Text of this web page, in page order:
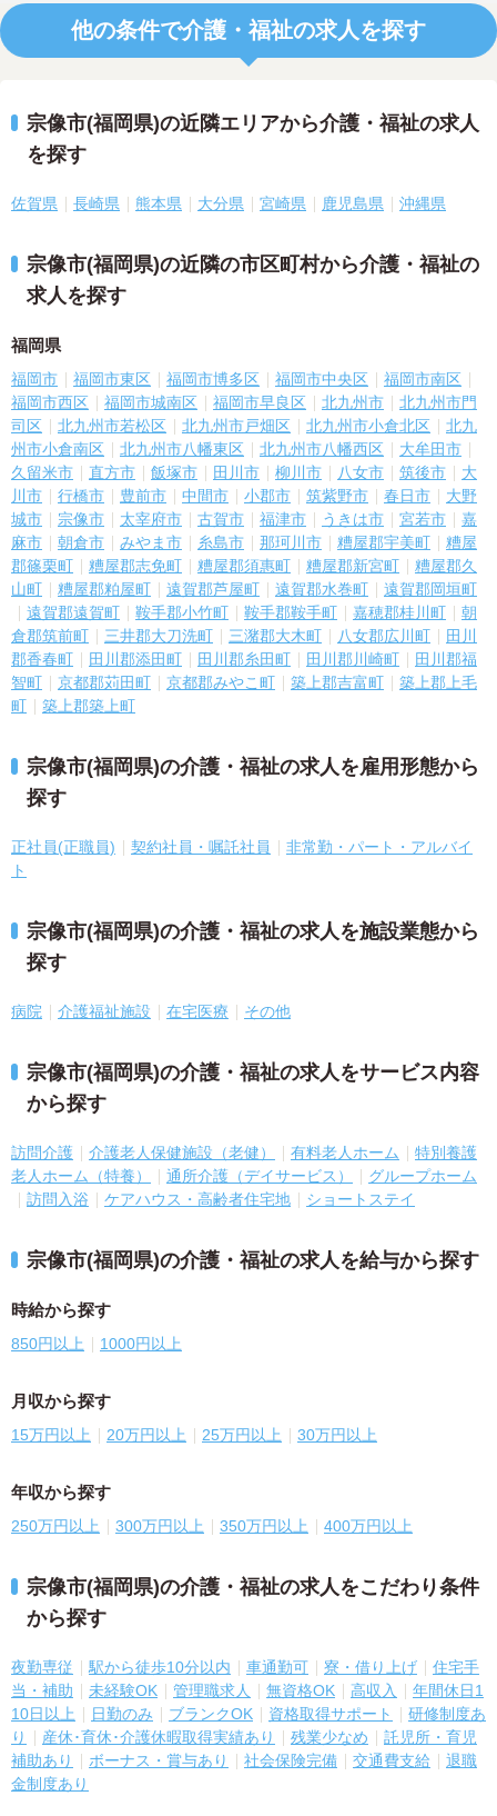
他の条件で介護・福祉の求人を探す
宗像市(福岡県)の近隣エリアから介護・福祉の求人
を探す
佐賀県 長崎県 熊本県 大分県 宮崎県 鹿児島県 沖縄県
宗像市(福岡県)の近隣の市区町村から介護・福祉の
求人を探す
福岡県
福岡市 福岡市東区 福岡市博多区 福岡市中央区
福岡市南区
福岡市西区
福岡市城南区 福岡市早良区 北九州市
北九州市門
司区
北九州市若松区 北九州市戸畑区 北九州市小倉北区
北九
州市小倉南区
北九州市八幡東区 北九州市八幡西区
大牟田市
久留米市
直方市 飯塚市 田川市 柳川市 八女市 筑後市
大
川市
行橋市 豊前市 中間市 小郡市 筑紫野市 春日市
大野
城市
宗像市 太宰府市 古賀市 福津市 うきは市 宮若市
嘉
麻市
朝倉市 みやま市 糸島市 那珂川市 糟屋郡宇美町
糟屋
郡篠栗町
糟屋郡志免町 糟屋郡須惠町 糟屋郡新宮町
糟屋郡久
山町
糟屋郡粕屋町 遠賀郡芦屋町 遠賀郡水巻町
遠賀郡岡垣町
遠賀郡遠賀町
鞍手郡小竹町 鞍手郡鞍手町 嘉穂郡桂川町
朝
倉郡筑前町
三井郡大刀洗町 三潴郡大木町 八女郡広川町
田川
郡香春町
田川郡添田町 田川郡糸田町 田川郡川崎町
田川郡福
智町
京都郡苅田町 京都郡みやこ町 築上郡吉富町
築上郡上毛
町
築上郡築上町
宗像市(福岡県)の介護・福祉の求人を雇用形態から
探す
正社員(正職員) 契約社員・嘱託社員
非常勤・パート・アルバイ
ト
宗像市(福岡県)の介護・福祉の求人を施設業態から
探す
病院 介護福祉施設 在宅医療 その他
宗像市(福岡県)の介護・福祉の求人をサービス内容
から探す
訪問介護 介護老人保健施設（老健） 有料老人ホーム
特別養護
老人ホーム（特養）
通所介護（デイサービス）
グループホーム
訪問入浴
ケアハウス・高齢者住宅地 ショートステイ
宗像市(福岡県)の介護・福祉の求人を給与から探す
時給から探す
850円以上 1000円以上
月収から探す
15万円以上 20万円以上 25万円以上 30万円以上
年収から探す
250万円以上 300万円以上 350万円以上 400万円以上
宗像市(福岡県)の介護・福祉の求人をこだわり条件
から探す
夜勤専従 駅から徒歩10分以内 車通勤可 寮・借り上げ
住宅手
当・補助
未経験OK 管理職求人 無資格OK 高収入
年間休日1
10日以上
日勤のみ ブランクOK 資格取得サポート
研修制度あ
り
産休･育休･介護休暇取得実績あり 残業少なめ
託児所・育児
補助あり
ボーナス・賞与あり 社会保険完備 交通費支給
退職
金制度あり